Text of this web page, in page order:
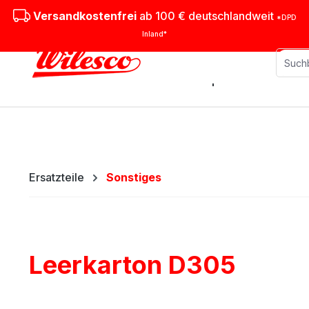
Hauptinhalt springen
Zur Suche springen
Zur Hauptnavigation springen
Versandkostenfreiab 100 € deutschlandweit *DPD
Inland*
Stationäre Dampfmaschinen
Ersatzteile Sonstiges
Leerkarton D305